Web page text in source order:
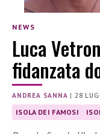
NEWS
Luca
fidanzata
ANDREA SANNA | 28
ISOLA DEI FAMOSI